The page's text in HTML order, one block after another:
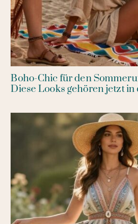
Boho-Chic für den
Diese Looks gehören jetzt in